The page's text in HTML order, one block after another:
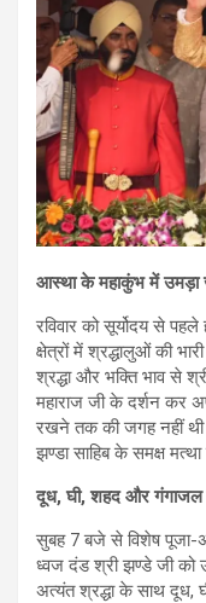
आस्था के महाकुंभ में उमड़ा
रविवार को सूर्योदय से
क्षेत्रों में श्रद्धालुओं की
श्रद्धा और भक्ति भाव से
महाराज जी के दर्शन कर
रखने तक की जगह नहीं
झण्डा साहिब के समक्ष
दूध, घी, शहद और गंगाजल
सुबह 7 बजे से विशेष पूजा-
ध्वज दंड श्री झण्डे जी को
अत्यंत श्रद्धा के साथ दूध,